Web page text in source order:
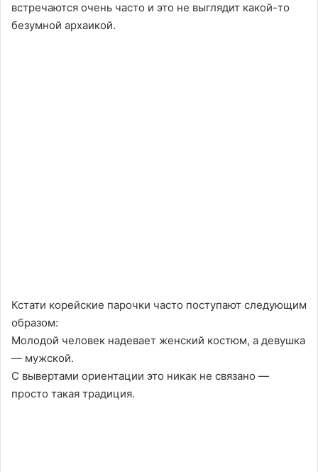
встречаются очень часто и это не выглядит какой-то
безумной архаикой.
Кстати корейские парочки часто поступают следующим
образом:
Молодой человек надевает женский костюм, а девушка
— мужской.
С вывертами ориентации это никак не связано —
просто такая традиция.